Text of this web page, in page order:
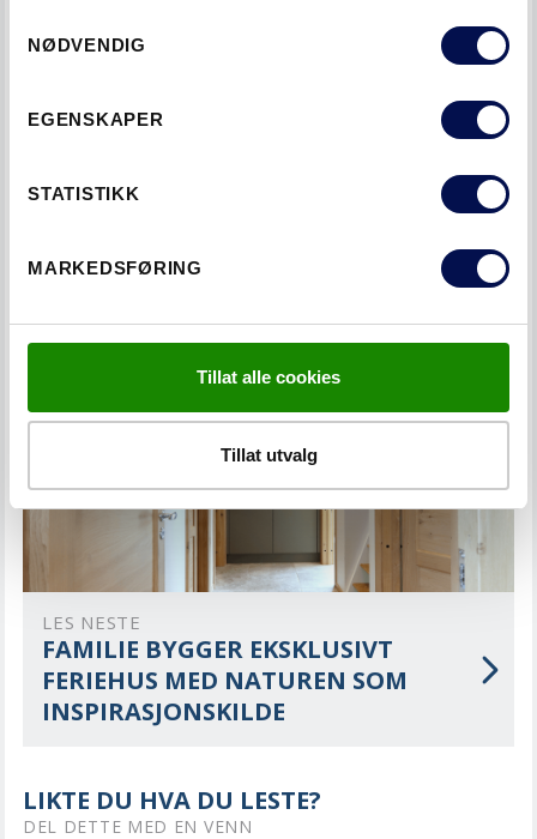
Selection
NØDVENDIG
EGENSKAPER
STATISTIKK
MARKEDSFØRING
Tillat alle cookies
Tillat utvalg
LES NESTE
FAMILIE BYGGER EKSKLUSIVT
FERIEHUS MED NATUREN SOM
INSPIRASJONSKILDE
LIKTE DU HVA DU LESTE?
DEL DETTE MED EN VENN